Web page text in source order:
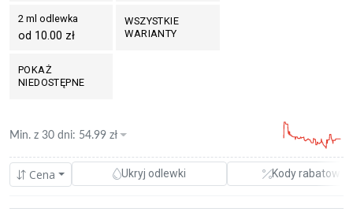
2 ml odlewka
od 10.00 zł
WSZYSTKIE
WARIANTY
POKAŻ
NIEDOSTĘPNE
Cena Ukryj odlewki Kody rabatowe
Min. z 30 dni: 54.99 zł